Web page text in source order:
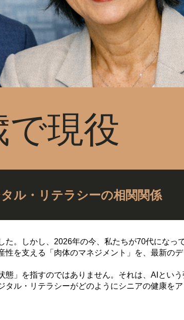
で現役
ル・リテラシーの相関関係
。しかし、2026年の今、私たちが70代になっ
を支える「肉体のマネジメント」を、最新の
」を指すのではありません。それは、AIとい
タル・リテラシーがどのようにシニアの健康を